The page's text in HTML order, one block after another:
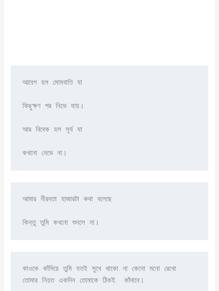
আবেগ হল মােমবাতি যা
কিছুক্ষণ পর নিভে যায়।
আর বিবেক হল সূর্য যা
কখনাে নেভে না।
আমার নীরবতা হাজারটা কথা বলেছে
কিন্তু তুমি কখনো শুনলে না।
কাওকে কাঁদিয়ে তুমি যতই সুখে থাকো না কেনো মনো রেখো
তোমার নিয়ত একদিন তোমাকে ঠিকই  কাঁদাবে।